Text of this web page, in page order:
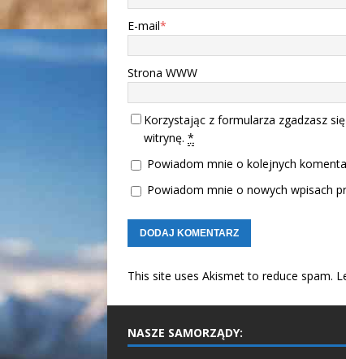
E-mail*
Strona WWW
Korzystając z formularza zgadzasz
witrynę. *
Powiadom mnie o kolejnych
Powiadom mnie o nowych wpisach
This site uses Akismet to reduce spam.
NASZE SAMORZĄDY: